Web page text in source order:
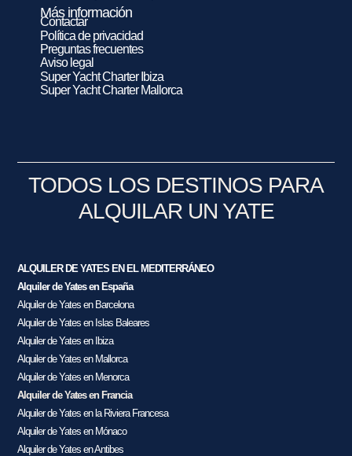
Más información
Contactar
Política de privacidad
Preguntas frecuentes
Aviso legal
Super Yacht Charter Ibiza
Super Yacht Charter Mallorca
TODOS LOS DESTINOS PARA
ALQUILAR UN YATE
ALQUILER DE YATES EN EL MEDITERRÁNEO
Alquiler de Yates en España
Alquiler de Yates en Barcelona
Alquiler de Yates en Islas Baleares
Alquiler de Yates en Ibiza
Alquiler de Yates en Mallorca
Alquiler de Yates en Menorca
Alquiler de Yates en Francia
Alquiler de Yates en la Riviera Francesa
Alquiler de Yates en Mónaco
Alquiler de Yates en Antibes